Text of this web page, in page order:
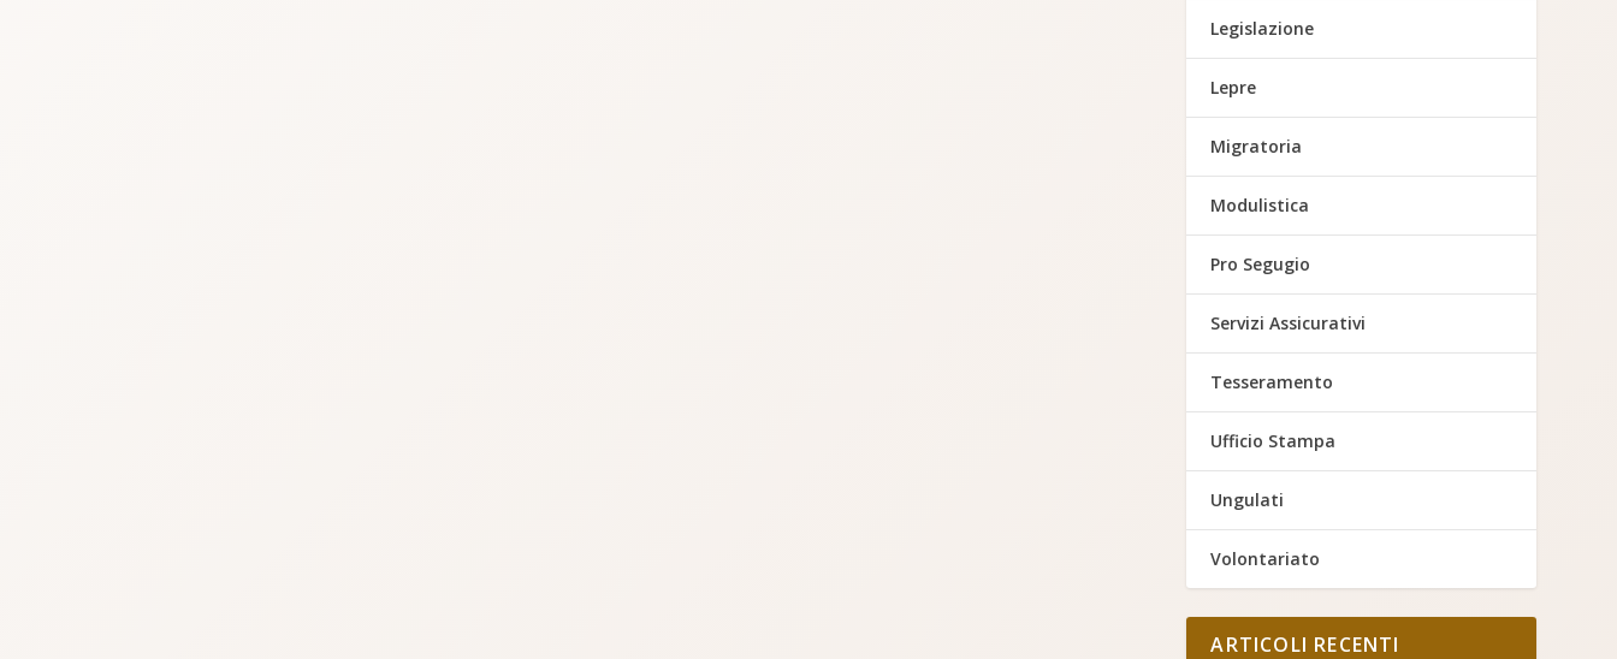
Legislazione
Lepre
Migratoria
Modulistica
Pro Segugio
Servizi Assicurativi
Tesseramento
Ufficio Stampa
Ungulati
Volontariato
ARTICOLI RECENTI